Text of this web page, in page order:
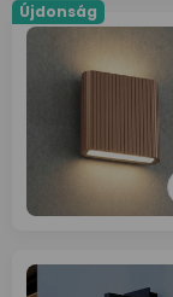
Újdonság